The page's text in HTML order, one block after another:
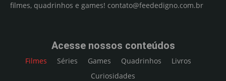
filmes, quadrinhos e games! contato@feededigno.com.br
Acesse nossos conteúdos
Filmes Séries Games Quadrinhos
Livros
Curiosidades